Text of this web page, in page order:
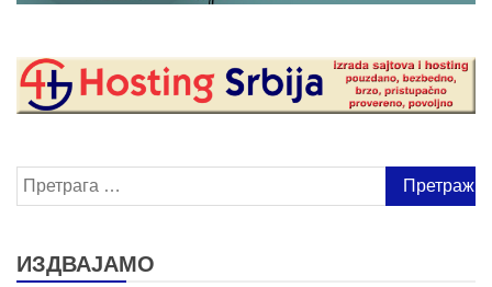
Претрага
за:
ИЗДВАЈАМО